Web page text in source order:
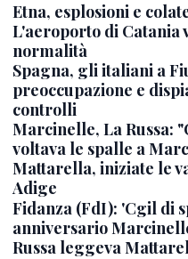
Etna, esplosioni e
L'aeroporto di Catania
normalità
Spagna, gli italiani a
preoccupazione e
controlli
Marcinelle, La Russa:
voltava le spalle a
Mattarella, iniziate le
Adige
Fidanza (FdI): 'Cgil di
anniversario
Russa leggeva